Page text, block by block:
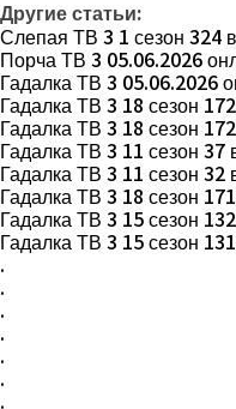
Другие статьи:
Слепая ТВ 3 1 сезон 324
Порча ТВ 3 05.06.2026
Гадалка ТВ 3 05.06.2026
Гадалка ТВ 3 18 сезон
Гадалка ТВ 3 18 сезон
Гадалка ТВ 3 11 сезон 37
Гадалка ТВ 3 11 сезон 32
Гадалка ТВ 3 18 сезон
Гадалка ТВ 3 15 сезон
Гадалка ТВ 3 15 сезон
.
.
.
.
.
.
.